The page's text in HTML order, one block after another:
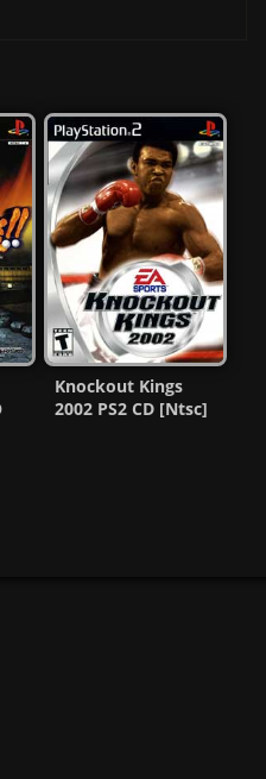
Knockout Kings
2002 PS2 CD [Ntsc]